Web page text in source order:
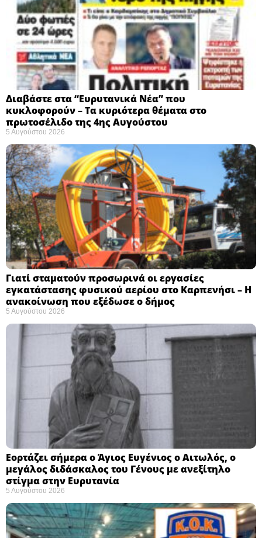
Διαβάστε στα “Ευρυτανικά Νέα” που
κυκλοφορούν – Τα κυριότερα θέματα στο
πρωτοσέλιδο της 4ης Αυγούστου
5 Αυγούστου 2026
Γιατί σταματούν προσωρινά οι εργασίες
εγκατάστασης φυσικού αερίου στο Καρπενήσι – Η
ανακοίνωση που εξέδωσε ο δήμος
5 Αυγούστου 2026
Εορτάζει σήμερα ο Άγιος Ευγένιος ο Αιτωλός, ο
μεγάλος διδάσκαλος του Γένους με ανεξίτηλο
στίγμα στην Ευρυτανία
5 Αυγούστου 2026